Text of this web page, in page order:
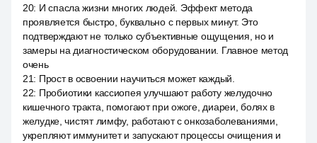
20: И спасла жизни многих людей. Эффект метода
проявляется быстро, буквально с первых минут. Это
подтверждают не только субъективные ощущения, но и
замеры на диагностическом оборудовании. Главное метод
очень
21: Прост в освоении научиться может каждый.
22: Пробиотики кассиопея улучшают работу желудочно
кишечного тракта, помогают при ожоге, диареи, болях в
желудке, чистят лимфу, работают с онкозаболеваниями,
укрепляют иммунитет и запускают процессы очищения и